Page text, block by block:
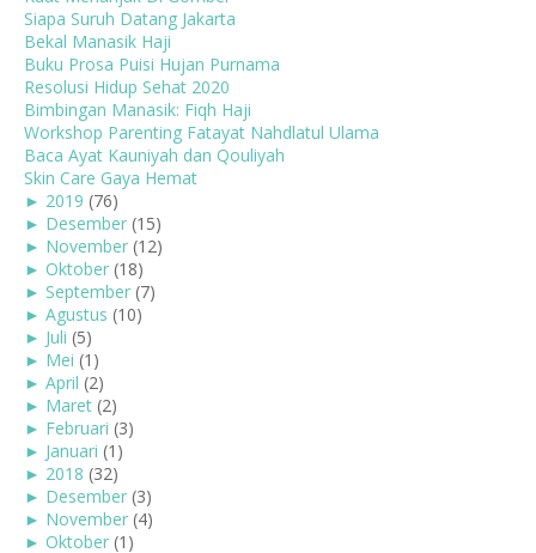
Siapa Suruh Datang Jakarta
Bekal Manasik Haji
Buku Prosa Puisi Hujan Purnama
Resolusi Hidup Sehat 2020
Bimbingan Manasik: Fiqh Haji
Workshop Parenting Fatayat Nahdlatul Ulama
Baca Ayat Kauniyah dan Qouliyah
Skin Care Gaya Hemat
► 2019 (76)
► Desember (15)
► November (12)
► Oktober (18)
► September (7)
► Agustus (10)
► Juli (5)
► Mei (1)
► April (2)
► Maret (2)
► Februari (3)
► Januari (1)
► 2018 (32)
► Desember (3)
► November (4)
► Oktober (1)